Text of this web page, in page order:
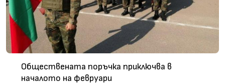
Обществената поръчка приключва в
началото на февруари